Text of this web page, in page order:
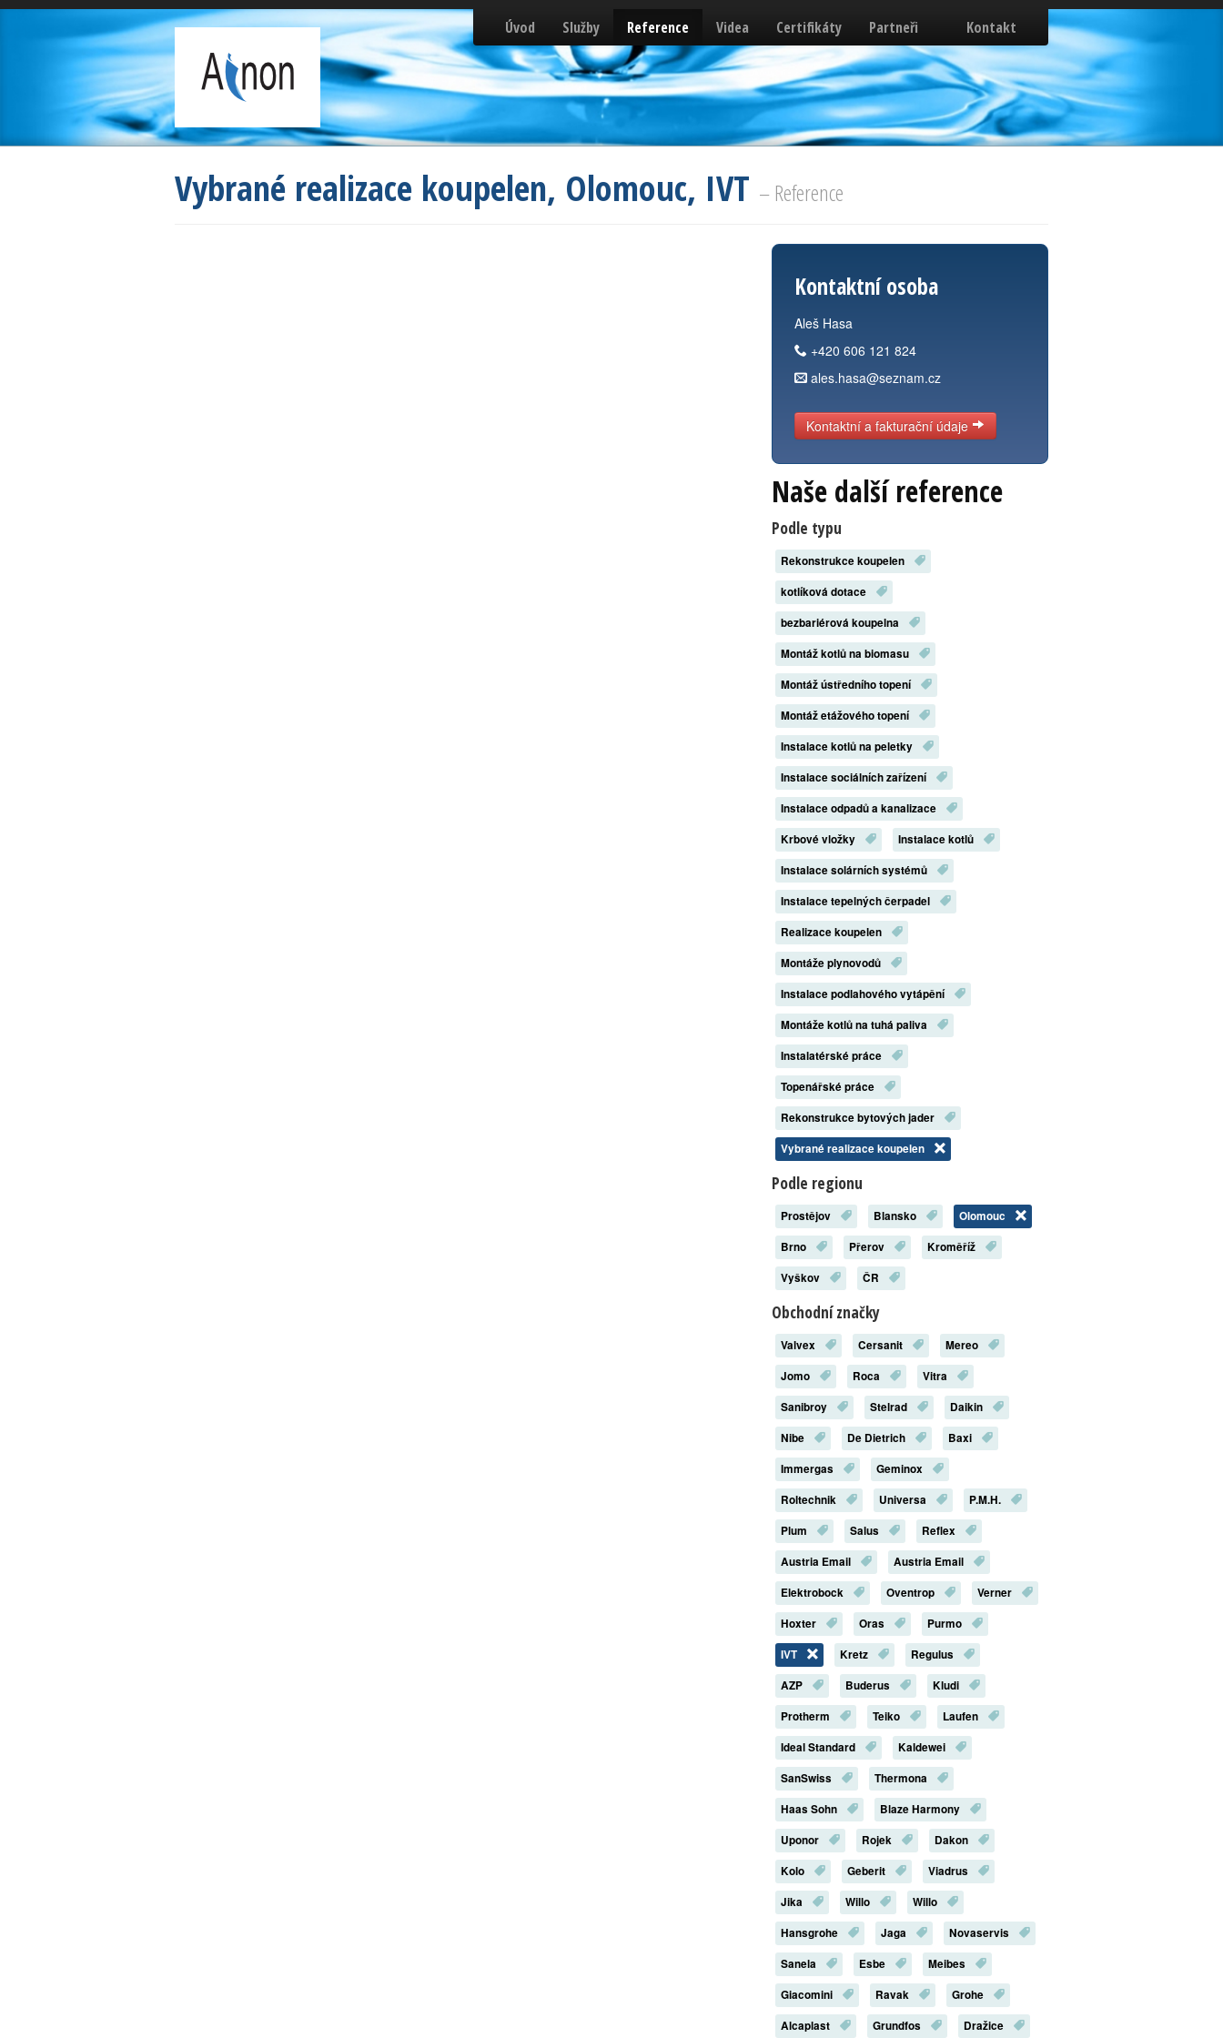
Úvod Služby Reference Videa Certifikáty Partneři Kontakt
Vybrané realizace koupelen, Olomouc, IVT – Reference
Kontaktní osoba
Aleš Hasa
+420 606 121 824
ales.hasa@seznam.cz
Kontaktní a fakturační údaje
Naše další reference
Podle typu
Rekonstrukce koupelen
kotlíková dotace
bezbariérová koupelna
Montáž kotlů na biomasu
Montáž ústředního topení
Montáž etážového topení
Instalace kotlů na peletky
Instalace sociálních zařízení
Instalace odpadů a kanalizace
Krbové vložky
Instalace kotlů
Instalace solárních systémů
Instalace tepelných čerpadel
Realizace koupelen
Montáže plynovodů
Instalace podlahového vytápění
Montáže kotlů na tuhá paliva
Instalatérské práce
Topenářské práce
Rekonstrukce bytových jader
Vybrané realizace koupelen
Podle regionu
Prostějov Blansko
Olomouc
Brno
Přerov
Kroměříž
Vyškov
ČR
Obchodní značky
Valvex Cersanit
Mereo
Jomo
Roca
Vitra
Sanibroy
Stelrad
Daikin
Nibe
De Dietrich
Baxi
Immergas
Geminox
Roltechnik
Universa
P.M.H.
Plum
Salus
Reflex
Austria Email
Austria Email
Elektrobock
Oventrop
Verner
Hoxter
Oras
Purmo
IVT
Kretz
Regulus
AZP
Buderus
Kludi
Protherm
Teiko
Laufen
Ideal Standard
Kaldewei
SanSwiss
Thermona
Haas Sohn
Blaze Harmony
Uponor
Rojek
Dakon
Kolo
Geberit
Viadrus
Jika
Willo
Willo
Hansgrohe
Jaga
Novaservis
Sanela
Esbe
Meibes
Giacomini
Ravak
Grohe
Alcaplast
Grundfos Dražice